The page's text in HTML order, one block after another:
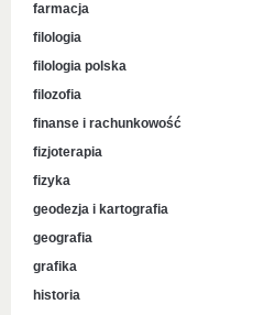
farmacja
filologia
filologia polska
filozofia
finanse i rachunkowość
fizjoterapia
fizyka
geodezja i kartografia
geografia
grafika
historia